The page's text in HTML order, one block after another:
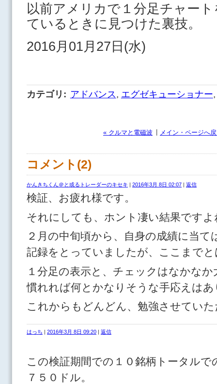
以前アメリカで１分足チャー
ているときに見つけた裏技。
2016月01月27日(水)
カテゴリ : アドバンス, エグゼキューショナー,
« クルマと電磁波 メイン・ページへ
コメント(2)
かんきちくん＠と或るトレーダーのキセキ | 2016年3月 8日 02:07 | 返信
検証、お疲れ様です。
それにしても、ホント凄い結果ですよ
２月の中旬頃から、自身の成績に当て
記録をとっていましたが、ここまでと
１分足の表示と、チェックはなかなか
慣れれば何とかなりそうな手応えは
これからもどんどん、勉強させてい
はっち 2016年3月 8日 09:20 返信
この検証期間での１０銘柄トータル
７５０ドル。